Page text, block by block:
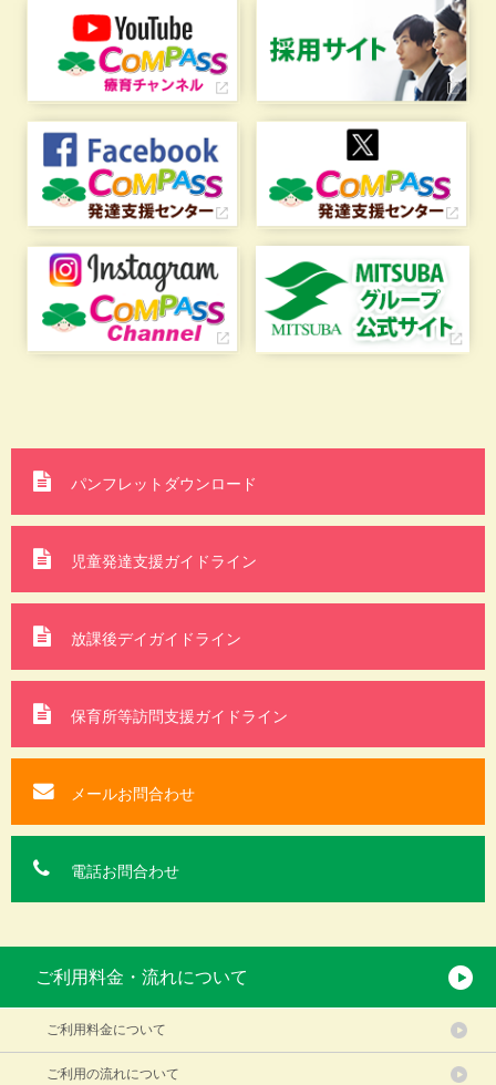
ご利用料金・流れについて
ご利用料金について
ご利用の流れについて
パンフレットダウンロード
児童発達支援ガイドライン
放課後デイガイドライン
保育所等訪問支援ガイドライン
メールお問合わせ
電話お問合わせ